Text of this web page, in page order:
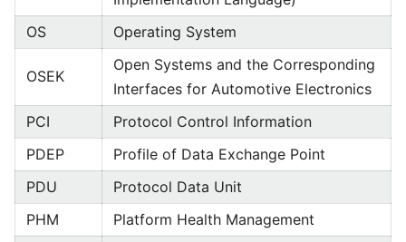
OS
Operating System
OSEK
Open Systems and the Corresponding
Interfaces for Automotive Electronics
PCI
Protocol Control Information
PDEP
Profile of Data Exchange Point
PDU
Protocol Data Unit
PHM
Platform Health Management